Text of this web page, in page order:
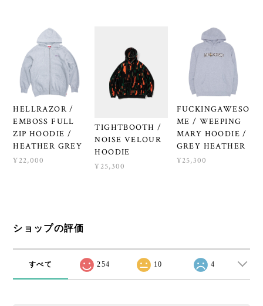
HELLRAZOR /
EMBOSS FULL
ZIP HOODIE /
HEATHER GREY
¥22,000
TIGHTBOOTH /
NOISE VELOUR
HOODIE
¥25,300
FUCKINGAWESO
ME / WEEPING
MARY HOODIE /
GREY HEATHER
¥25,300
ショップの評価
すべて 254 10 4